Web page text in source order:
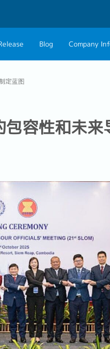
Blog Company
Group CEO
定蓝图
容性和未来